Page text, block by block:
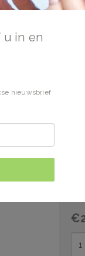
u in en
nieuwsbrief